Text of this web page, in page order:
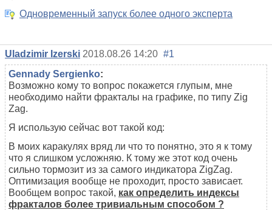
Одновременный запуск более одного эксперта
Uladzimir Izerski 2018.08.26 14:20 #1
Gennady Sergienko:
Возможно кому то вопрос покажется глупым, мне
необходимо найти фракталы на графике, по типу Zig
Zag.
Я использую сейчас вот такой код:
В моих каракулях вряд ли что то понятно, это я к тому
что я слишком усложняю. К тому же этот код очень
сильно тормозит из за самого индикатора ZigZag.
Оптимизация вообще не проходит, просто зависает.
Вообщем вопрос такой, как определить индексы
фракталов более тривиальным способом ?